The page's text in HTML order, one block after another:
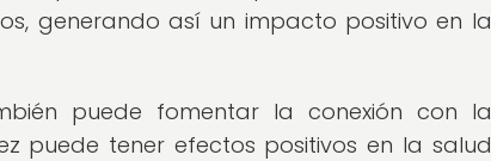
generando así un impacto positivo en la
puede fomentar la conexión con la
puede tener efectos positivos en la salud